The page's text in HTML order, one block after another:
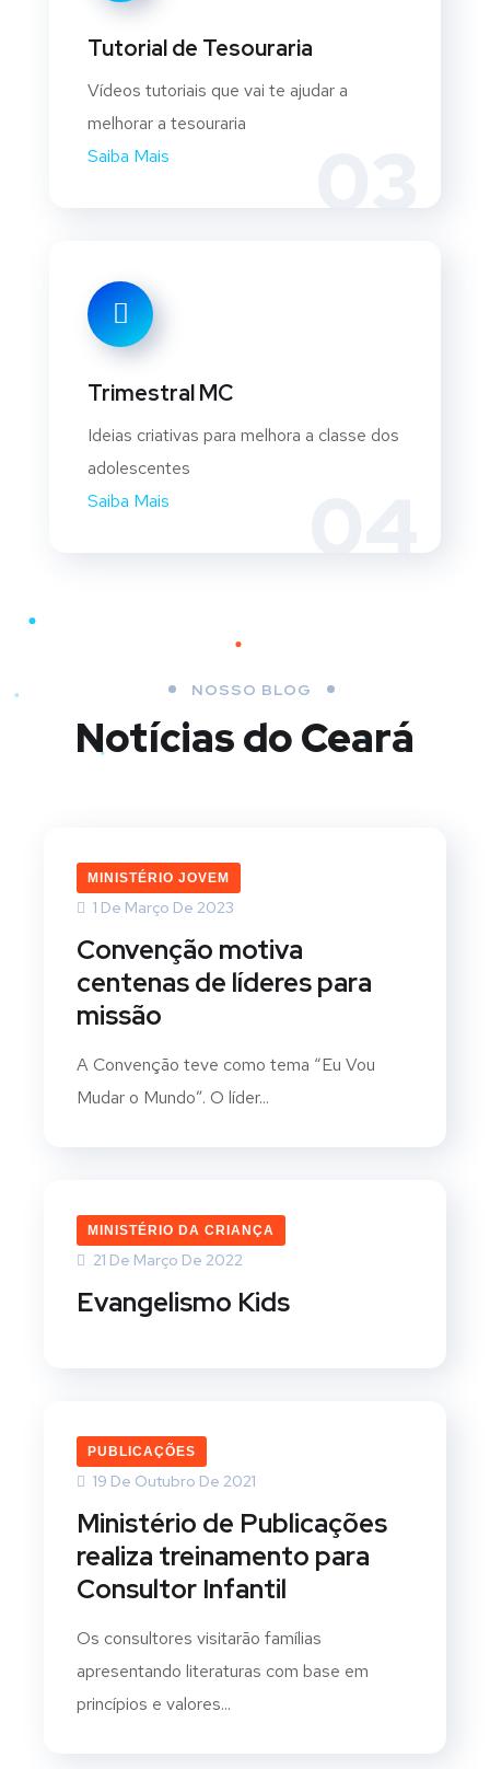
Tutorial de Tesouraria
Vídeos tutoriais que vai te ajudar a
melhorar a tesouraria
Saiba Mais
Trimestral MC
Ideias criativas para melhora a classe dos
adolescentes
Saiba Mais
NOSSO BLOG
Notícias do Ceará
MINISTÉRIO JOVEM
1 De Março De 2023
Convenção motiva
centenas de líderes para
missão
A Convenção teve como tema “Eu Vou
Mudar o Mundo”. O líder...
MINISTÉRIO DA CRIANÇA
21 De Março De 2022
Evangelismo Kids
PUBLICAÇÕES
19 De Outubro De 2021
Ministério de Publicações
realiza treinamento para
Consultor Infantil
Os consultores visitarão famílias
apresentando literaturas com base em
princípios e valores...